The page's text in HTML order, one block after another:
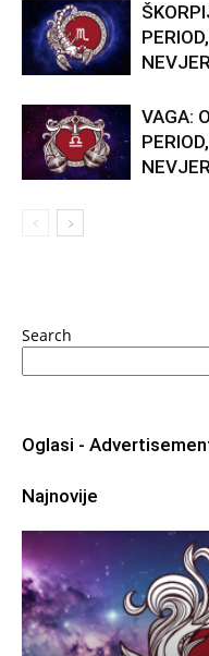
VAGA:
Search
Oglasi -
Najnovije